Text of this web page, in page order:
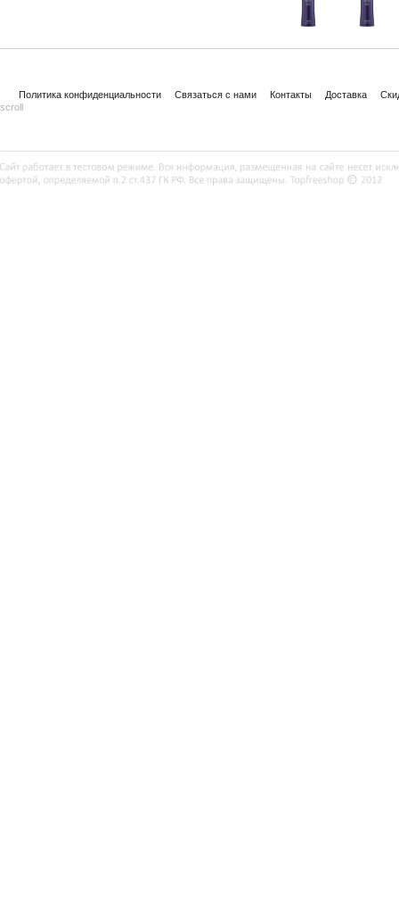
Политика конфиденциальности Связаться с нами Контакты Доставка
scroll